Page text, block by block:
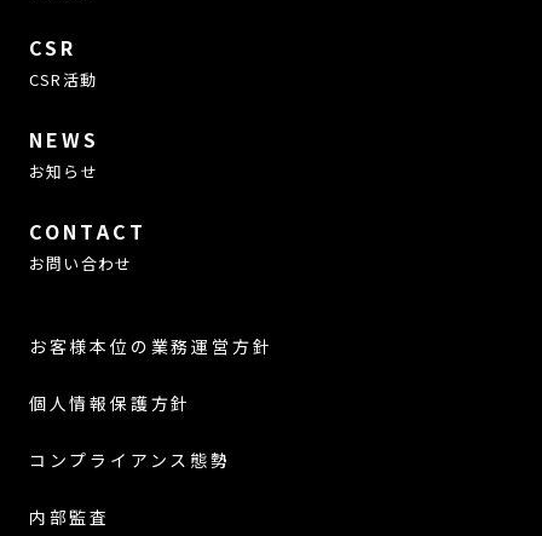
CSR
CSR活動
NEWS
お知らせ
CONTACT
お問い合わせ
お客様本位の業務運営方針
個人情報保護方針
コンプライアンス態勢
内部監査